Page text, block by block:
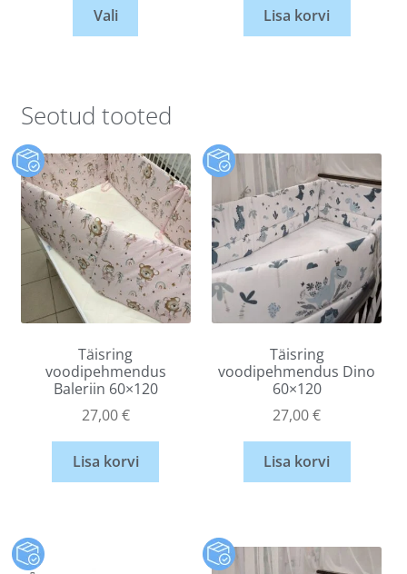
Vali Lisa korvi
Seotud tooted
Täisring
voodipehmendus
Baleriin 60×120
27,00€
Lisa korvi
Täisring
voodipehmendus Dino
60×120
27,00€
Lisa korvi